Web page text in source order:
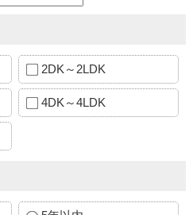
2DK～2LDK
4DK～4LDK